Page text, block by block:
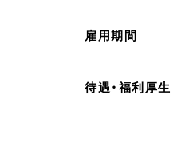
雇用期間
待遇・福利厚生